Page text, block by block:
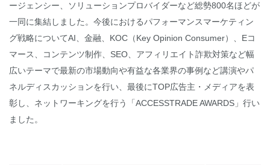
ージェンシー、ソリューションプロバイダーなど総勢800名ほどが
一同に集結しました。今後におけるパフォーマンスマーケティン
グ戦略についてAI、金融、KOC（Key Opinion Consumer）、Eコ
マース、コンテンツ制作、SEO、アフィリエイト詐欺対策など幅
広いテーマで最新の市場動向や有益な各業界の事例など講演やパ
ネルディスカッションを行い、最後にTOP広告主・メディアを表
彰し、ネットワーキングを行う「ACCESSTRADE AWARDS」行い
ました。